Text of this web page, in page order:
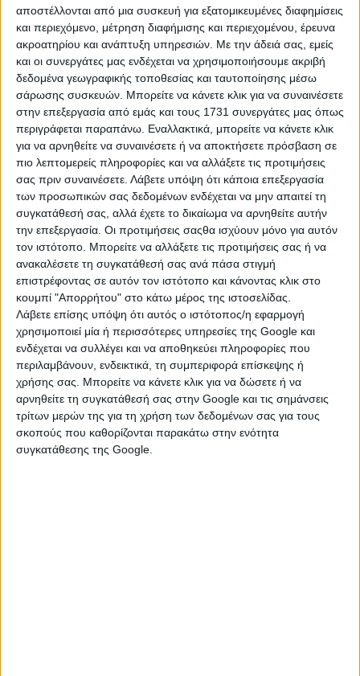
αποστέλλονται από μια συσκευή για εξατομικευμένες διαφημίσεις
και περιεχόμενο, μέτρηση διαφήμισης και περιεχομένου, έρευνα
ακροατηρίου και ανάπτυξη υπηρεσιών. Με την άδειά σας, εμείς
και οι συνεργάτες μας ενδέχεται να χρησιμοποιήσουμε ακριβή
δεδομένα γεωγραφικής τοποθεσίας και ταυτοποίησης μέσω
σάρωσης συσκευών. Μπορείτε να κάνετε κλικ για να συναινέσετε
στην επεξεργασία από εμάς και τους 1731 συνεργάτες μας όπως
περιγράφεται παραπάνω. Εναλλακτικά, μπορείτε να κάνετε κλικ
για να αρνηθείτε να συναινέσετε ή να αποκτήσετε πρόσβαση σε
πιο λεπτομερείς πληροφορίες και να αλλάξετε τις προτιμήσεις
σας πριν συναινέσετε. Λάβετε υπόψη ότι κάποια επεξεργασία
των προσωπικών σας δεδομένων ενδέχεται να μην απαιτεί τη
συγκατάθεσή σας, αλλά έχετε το δικαίωμα να αρνηθείτε αυτήν
την επεξεργασία. Οι προτιμήσεις σαςθα ισχύουν μόνο για αυτόν
τον ιστότοπο. Μπορείτε να αλλάξετε τις προτιμήσεις σας ή να
ανακαλέσετε τη συγκατάθεσή σας ανά πάσα στιγμή
επιστρέφοντας σε αυτόν τον ιστότοπο και κάνοντας κλικ στο
κουμπί "Απορρήτου" στο κάτω μέρος της ιστοσελίδας.
Λάβετε επίσης υπόψη ότι αυτός ο ιστότοπος/η εφαρμογή
χρησιμοποιεί μία ή περισσότερες υπηρεσίες της Google και
ενδέχεται να συλλέγει και να αποθηκεύει πληροφορίες που
περιλαμβάνουν, ενδεικτικά, τη συμπεριφορά επίσκεψης ή
χρήσης σας. Μπορείτε να κάνετε κλικ για να δώσετε ή να
αρνηθείτε τη συγκατάθεσή σας στην Google και τις σημάνσεις
τρίτων μερών της για τη χρήση των δεδομένων σας για τους
σκοπούς που καθορίζονται παρακάτω στην ενότητα
συγκατάθεσης της Google.
Πωλείται MacBook Air 13.3" με δώρο magic mouse και
δερμάτινη sleeve θήκη μεταφοράς με τον επεξεργαστή
Apple M1 σε χρώμα Gold, σε ...
Τρίτη, 28 Ιουλ 2026
ACER SWIFT1 SF14
Πόλη Ηρακλείου
intel n4500, με 4g μνήμη, ssd 128, οθόνη 14 full hd,, hdmi,
κάμερα, windows 11, ms office 21 gr μπαταρία για 3 ώρες,
πολύ λεπτός, δακτυλικό ...
€ 200